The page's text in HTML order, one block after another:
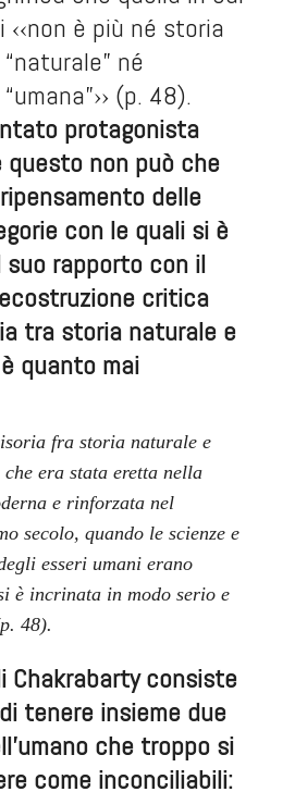
‹‹non è più né storia
né
(p. 48).
protagonista
non può che
delle
con le quali si è
rapporto con il
critica
tra storia naturale e
quanto mai
fra storia naturale e
era stata eretta nella
e rinforzata nel
secolo, quando le scienze e
esseri umani erano
è incrinata in modo serio e
48).
Chakrabarty consiste
tenere insieme due
che troppo si
come inconciliabili: